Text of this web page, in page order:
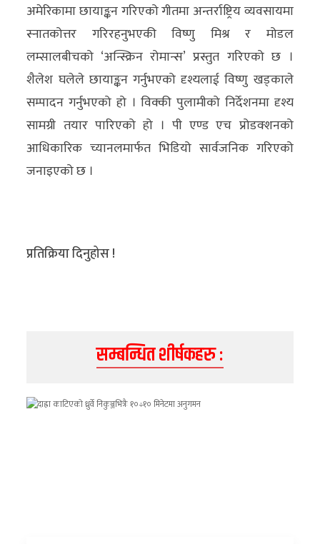
खेलकुद
रोचक
अन्य
क्लिक
खबर
विशेष
ग्यालरी
अमेरिकामा छायाङ्कन गरिएको गीतमा अन्तर्राष्ट्रिय व्यवसायमा
स्नातकोत्तर गरिरहनुभएकी विष्णु मिश्र र मोडल
लम्सालबीचको ‘अन्स्क्रिन रोमान्स’ प्रस्तुत गरिएको छ ।
शैलेश घलेले छायाङ्कन गर्नुभएको दृश्यलाई विष्णु खड्काले
सम्पादन गर्नुभएको हो । विक्की पुलामीको निर्देशनमा दृश्य
सामग्री तयार पारिएको हो । पी एण्ड एच प्रोडक्शनको
आधिकारिक च्यानलमार्फत भिडियो सार्वजनिक गरिएको
जनाइएको छ ।
प्रतिक्रिया दिनुहोस !
सम्बन्धित शीर्षकहरु :